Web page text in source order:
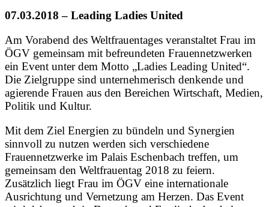
07.03.2018 – Leading Ladies United
Am Vorabend des Weltfrauentages veranstaltet Frau im
ÖGV gemeinsam mit befreundeten Frauennetzwerken
ein Event unter dem Motto „Ladies Leading United“.
Die Zielgruppe sind unternehmerisch denkende und
agierende Frauen aus den Bereichen Wirtschaft, Medien,
Politik und Kultur.
Mit dem Ziel Energien zu bündeln und Synergien
sinnvoll zu nutzen werden sich verschiedene
Frauennetzwerke im Palais Eschenbach treffen, um
gemeinsam den Weltfrauentag 2018 zu feiern.
Zusätzlich liegt Frau im ÖGV eine internationale
Ausrichtung und Vernetzung am Herzen. Das Event